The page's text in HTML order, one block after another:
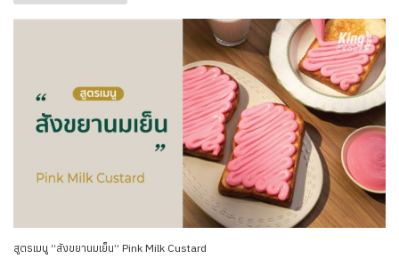
สูตรเมนู “สังขยานมเย็น” Pink Milk Custard